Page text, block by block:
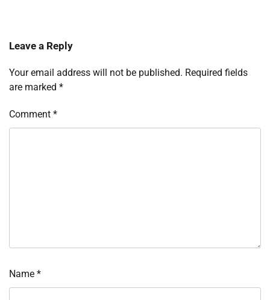
Leave a Reply
Your email address will not be published. Required fields
are marked *
Comment *
Name *